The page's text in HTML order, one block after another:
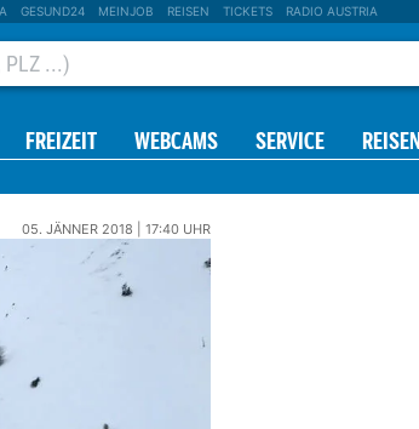
GESUND24 MEINJOB REISEN TICKETS RADIO AUSTRIA
FREIZEIT WEBCAMS SERVICE REISEN
05. JÄNNER 2018 | 17:40 UHR